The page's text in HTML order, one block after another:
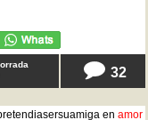
32
en amor